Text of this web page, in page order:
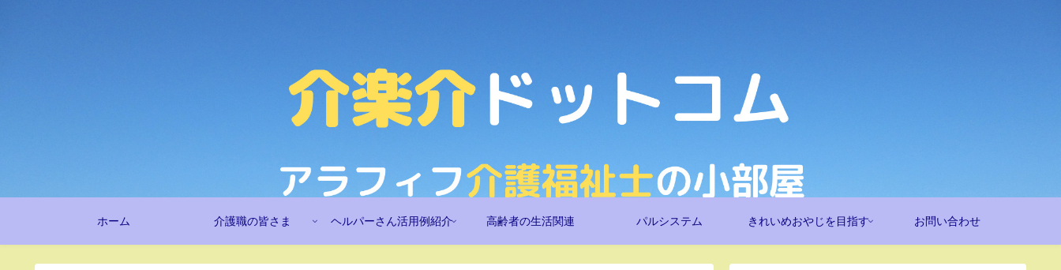
ホーム 介護職の皆さま ヘルパーさん活用例紹介 高齢者の生活関連 パルシステム きれいめおやじを目指す お問い合わせ